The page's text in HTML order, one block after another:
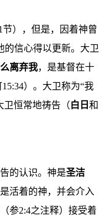
），但是，因着神曾
的信心得以更新。大卫
离弃我，是基督在十
）。大卫称为“我
卫恒常地祷告（白日 和
的认识。神是圣洁
活着的神，并会介入
（参2:4之注释）接受着